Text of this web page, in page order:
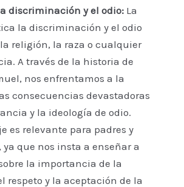
discriminación y el odio: La
la discriminación y el odio
religión, la raza o cualquier
A través de la historia de
nos enfrentamos a la
consecuencias devastadoras
y la ideología de odio.
es relevante para padres y
ya que nos insta a enseñar a
la importancia de la
respeto y la aceptación de la